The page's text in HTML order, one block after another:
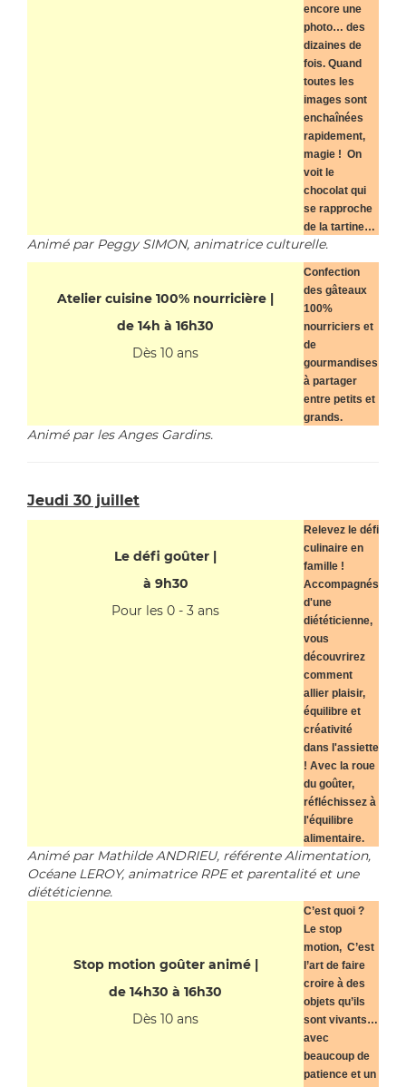
encore une
photo… des
dizaines de
fois. Quand
toutes les
images sont
enchaînées
rapidement,
magie ! On
voit le
chocolat qui
se rapproche
de la tartine…
Animé par Peggy SIMON, animatrice culturelle.
Atelier cuisine 100% nourricière |
de 14h à 16h30
Dès 10 ans
Confection
des gâteaux
100%
nourriciers et
de
gourmandises
à partager
entre petits et
grands.
Animé par les Anges Gardins.
Jeudi 30 juillet
Le défi goûter |
à 9h30
Pour les 0 - 3 ans
Relevez le défi
culinaire en
famille !
Accompagnés
d'une
diététicienne,
vous
découvrirez
comment
allier plaisir,
équilibre et
créativité
dans l'assiette
! Avec la roue
du goûter,
réfléchissez à
l'équilibre
alimentaire.
Animé par Mathilde ANDRIEU, référente Alimentation,
Océane LEROY, animatrice RPE et parentalité et une
diététicienne.
Stop motion goûter animé |
de 14h30 à 16h30
Dès 10 ans
C’est quoi ?
Le stop
motion, C’est
l’art de faire
croire à des
objets qu’ils
sont vivants…
avec
beaucoup de
patience et un